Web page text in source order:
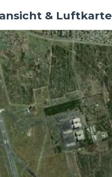
& Luftkarte